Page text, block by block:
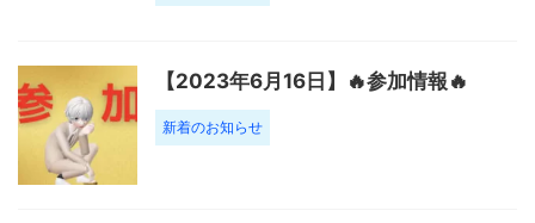
【2023年6月16日】🔥参加情報🔥
新着のお知らせ